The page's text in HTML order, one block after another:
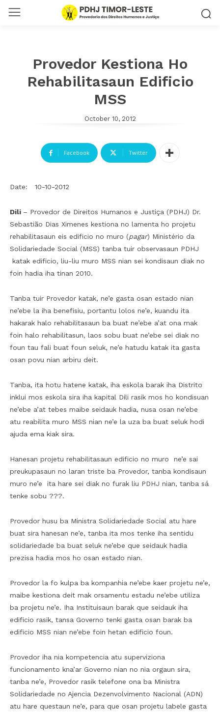
Provedor Kestiona Ho
Rehabilitasaun Edificio
MSS
October 10, 2012
Facebook Twitter
Date: 10-10-2012
Dili – Provedor de Direitos Humanos e Justiça (PDHJ) Dr.
Sebastião Dias Ximenes kestiona no lamenta ho projetu
rehabilitasaun eis edificio no muro (pagar) Ministério da
Solidariedade Social (MSS) tanba tuir observasaun PDHJ
katak edificio, liu-liu muro MSS nian sei kondisaun diak no
foin hadia iha tinan 2010.
Tanba tuir Provedor katak, ne’e gasta osan estado nian
ne’ebe la iha benefisiu, portantu lolos ne’e, kuandu ita
hakarak halo rehabilitasaun ba buat ne’ebe a’at ona mak
foin halo rehabilitasun, laos sobu buat ne’ebe sei diak no
foun tau fali buat foun seluk, ne’e hatudu katak ita gasta
osan povu nian arbiru deit.
Tanba, ita hotu hatene katak, iha eskola barak iha Distrito
inklui mos eskola sira iha kapital Dili rasik mos ho kondisuan
ne’ebe a’at tebes maibe seidauk hadia, nusa osan ne’ebe
atu reabilita muro MSS nian ne’e la uza ba buat seluk hodi
ajuda ema kiak sira.
Hanesan projetu rehabilitasaun edificio no muro ne’e sai
preukupasaun no laran triste ba Provedor, tanba kondisaun
muro ne’e ita hare sei diak no furak liu PDHJ nian, tanba sá
tenke sobu ???.
Provedor husu ba Ministra Solidariedade Social atu hare
buat sira hanesan ne’e, tanba ita mos tenke iha sentidu
solidariedade ba buat seluk ne’ebe que seidauk hadia
prezisa hadia mos ho osan estado nian.
Provedor la fo kulpa ba kompanhia ne’ebe kaer projetu ne’e,
maibe kestiona deit mak orsamentu estadu ne’ebe utiliza
ba projetu ne’e. Iha Instituisaun barak que seidauk iha
edificio rasik, tansa Governo tenki gasta osan barak ba
edificio MSS nian ne’ebe foin hetan edificio foun.
Provedor iha nia kompetencia atu superviziona
funcionamento kna’ar Governo nian no nia orgaun sira,
tanba ne’e, Provedor rasik telefone ona ba Ministra
Solidariedade no Ajencia Dezenvolvimento Nacional (ADN)
atu hare questaun ne’e, para que osan projetu labele gasta